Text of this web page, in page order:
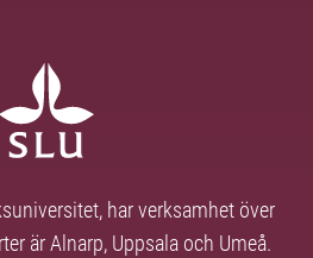
har verksamhet över
är Alnarp, Uppsala och Umeå.